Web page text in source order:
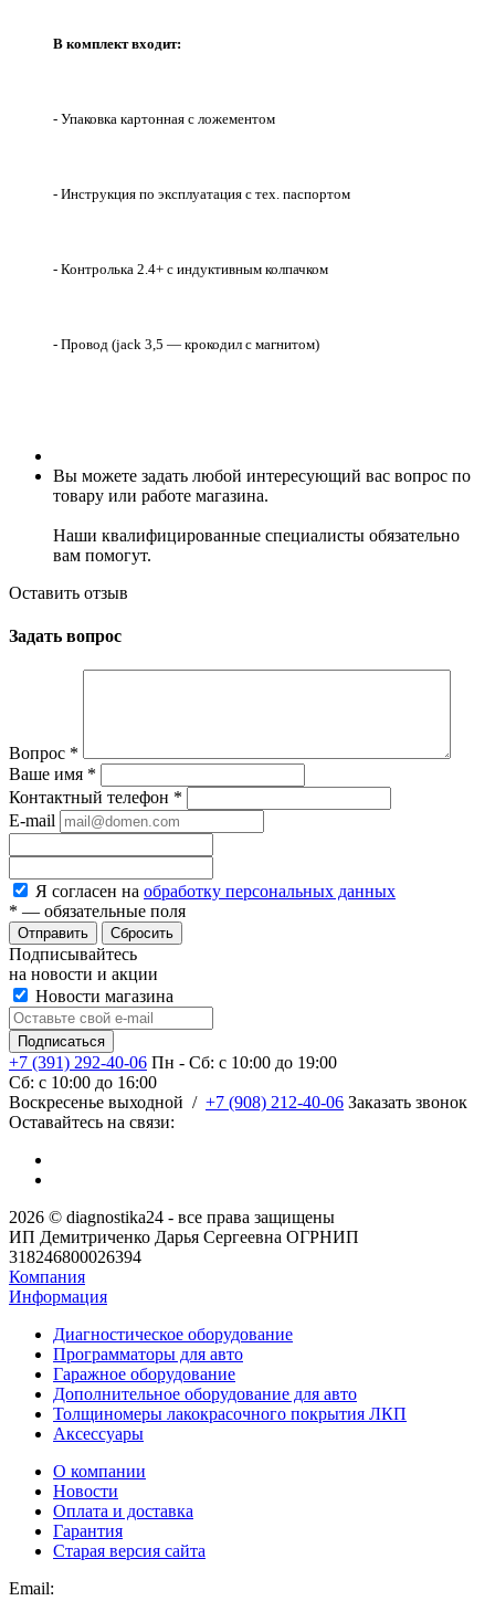
В комплект входит:
- Упаковка картонная с ложементом
- Инструкция по эксплуатация с тех. паспортом
- Контролька 2.4+ с индуктивным колпачком
- Провод (jack 3,5 — крокодил с магнитом)
Вы можете задать любой интересующий вас вопрос по
товару или работе магазина.
Наши квалифицированные специалисты обязательно
вам помогут.
Оставить отзыв
Задать вопрос
Вопрос *
Ваше имя *
Контактный телефон *
E-mail
Я согласен на обработку персональных данных
* — обязательные поля
Сбросить
Подписывайтесь
на новости и акции
Новости магазина
+7 (391) 292-40-06 Пн - Сб: c 10:00 до 19:00
Сб: c 10:00 до 16:00
​Воскресенье выходной / +7 (908) 212-40-06 Заказать звонок
Оставайтесь на связи:
2026 © diagnostika24 - все права защищены
ИП Демитриченко Дарья Сергеевна ОГРНИП
318246800026394
Компания
Информация
Диагностическое оборудование
Программаторы для авто
Гаражное оборудование
Дополнительное оборудование для авто
Толщиномеры лакокрасочного покрытия ЛКП
Аксессуары
О компании
Новости
Оплата и доставка
Гарантия
Старая версия сайта
Email: